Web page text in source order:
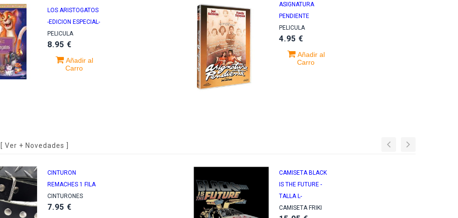
LOS ARISTOGATOS
-EDICION ESPECIAL-
PELICULA
8.95 €
Añadir al
Carro
ASIGNATURA
PENDIENTE
PELICULA
4.95 €
Añadir al
Carro
Ver + Novedades
CINTURON
REMACHES 1 FILA
CINTURONES
7.95 €
CAMISETA BLACK
IS THE FUTURE -
TALLA L-
CAMISETA FRIKI